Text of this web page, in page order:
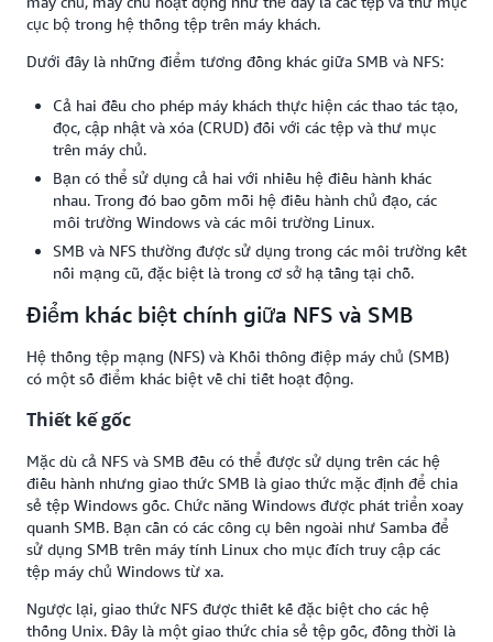
cục bộ trong hệ thống tệp trên máy khách.
Dưới đây là những điểm tương đồng khác giữa SMB và NFS:
Cả hai đều cho phép máy khách thực hiện các thao tác tạo,
đọc, cập nhật và xóa (CRUD) đối với các tệp và thư mục
trên máy chủ.
Bạn có thể sử dụng cả hai với nhiều hệ điều hành khác
nhau. Trong đó bao gồm mỗi hệ điều hành chủ đạo, các
môi trường Windows và các môi trường Linux.
SMB và NFS thường được sử dụng trong các môi trường kết
nối mạng cũ, đặc biệt là trong cơ sở hạ tầng tại chỗ.
Điểm khác biệt chính giữa NFS và SMB
Hệ thống tệp mạng (NFS) và Khối thông điệp máy chủ (SMB)
có một số điểm khác biệt về chi tiết hoạt động.
Thiết kế gốc
Mặc dù cả NFS và SMB đều có thể được sử dụng trên các hệ
điều hành nhưng giao thức SMB là giao thức mặc định để chia
sẻ tệp Windows gốc. Chức năng Windows được phát triển xoay
quanh SMB. Bạn cần có các công cụ bên ngoài như Samba để
sử dụng SMB trên máy tính Linux cho mục đích truy cập các
tệp máy chủ Windows từ xa.
Ngược lại, giao thức NFS được thiết kế đặc biệt cho các hệ
thống Unix. Đây là một giao thức chia sẻ tệp gốc, đồng thời là